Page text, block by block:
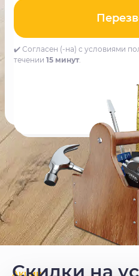
✔️ Согласен (-на) с условиями
течении 15 минут.
Акции
Скидки на